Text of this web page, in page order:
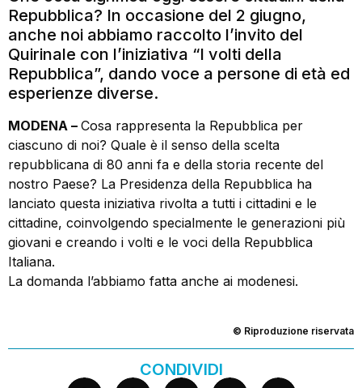
Repubblica? In occasione del 2 giugno,
anche noi abbiamo raccolto l’invito del
Quirinale con l’iniziativa “I volti della
Repubblica”, dando voce a persone di età ed
esperienze diverse.
MODENA – Cosa rappresenta la Repubblica per
ciascuno di noi? Quale è il senso della scelta
repubblicana di 80 anni fa e della storia recente del
nostro Paese? La Presidenza della Repubblica ha
lanciato questa iniziativa rivolta a tutti i cittadini e le
cittadine, coinvolgendo specialmente le generazioni più
giovani e creando i volti e le voci della Repubblica
Italiana.
La domanda l’abbiamo fatta anche ai modenesi.
© Riproduzione riservata
CONDIVIDI